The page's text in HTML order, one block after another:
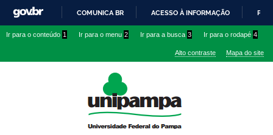
conteúdo
IR
O
COMUNICA BR ACESSO À INFORMAÇÃO
Ir para o conteúdo 1 Ir para o menu 2 Ir para a busca 3 Ir para o rodapé 4
Alto contraste Mapa do site